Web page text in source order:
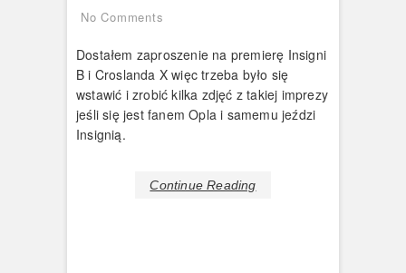
No Comments
Dostałem zaproszenie na premierę Insigni
B i Croslanda X więc trzeba było się
wstawić i zrobić kilka zdjęć z takiej imprezy
jeśli się jest fanem Opla i samemu jeździ
Insignią.
Continue Reading